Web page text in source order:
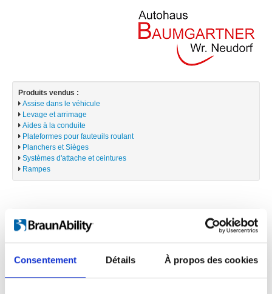
Consentement Détails À propos des cookies
Produits vendus :
Assise dans le véhicule
Levage et arrimage
Aides à la conduite
Plateformes pour fauteuils roulant
Planchers et Sièges
Systèmes d'attache et ceintures
Rampes
KIRCHHOFF Mobility Austria GmbH
Josef Sandhofer Straße 9b
2000 Stockerau